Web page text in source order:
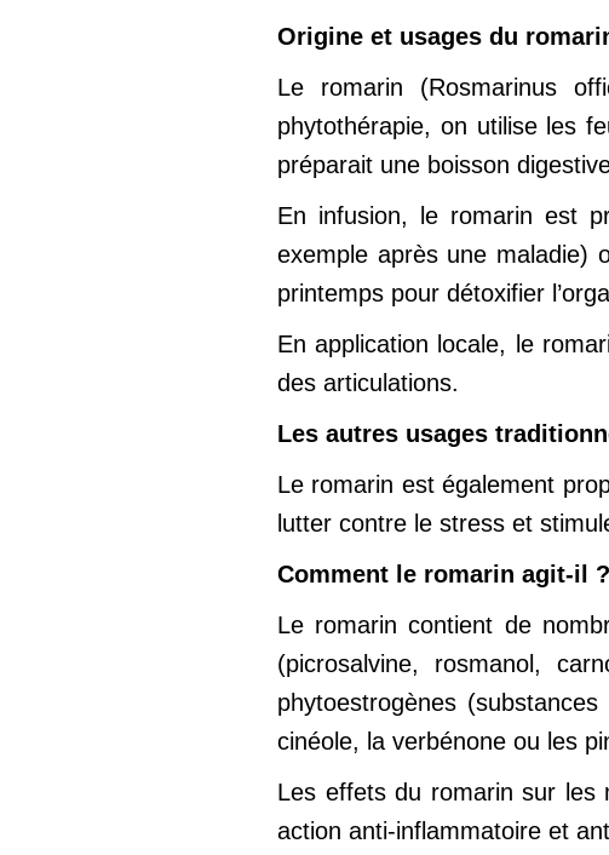
Origine et usages du
Le romarin (Rosmarinus
phytothérapie, on utilise les
préparait une boisson
En infusion, le romarin est
exemple après une maladie)
printemps pour détoxifier
En application locale, le
des articulations.
Les autres usages
Le romarin est également
lutter contre le stress et
Comment le romarin agit-il ?
Le romarin contient de
(picrosalvine, rosmanol,
phytoestrogènes
cinéole, la verbénone ou les
Les effets du romarin sur les
action anti-inflammatoire et